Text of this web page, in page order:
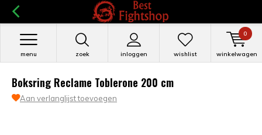
zoek inloggen
menu wishlist winkelwagen
0
Boksring Reclame Toblerone 200 cm
Aan verlanglijst toevoegen